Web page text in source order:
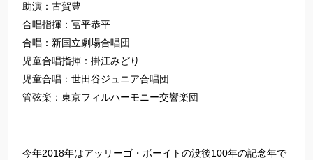
助演：古賀豊
合唱指揮：冨平恭平
合唱：新国立劇場合唱団
児童合唱指揮：掛江みどり
児童合唱：世田谷ジュニア合唱団
管弦楽：東京フィルハーモニー交響楽団
今年2018年はアッリーゴ・ボーイトの没後100年の記念年で